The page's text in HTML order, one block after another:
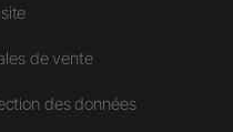
de vente
des données